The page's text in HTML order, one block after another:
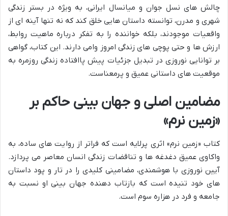
چالش های نسل جوان و میانسال ایرانی، به ویژه در بستر زندگی
شهری و مدرن، توانسته داستان هایی خلق کند که نه تنها آینه ای از
واقعیات موجودند، بلکه خواننده را به تفکر درباره ماهیت روابط،
ارزش ها و حتی پوچی های زندگی امروز وامی دارند. این کتاب، گواهی
بر توانایی نوروزی در تبدیل جزئیات پیش پاافتاده زندگی روزمره به
موقعیت های داستانی عمیق و پرمعناست.
مضامین اصلی و جهان بینی حاکم بر
«زمین نرم»
کتاب «زمین نرم» اثری پرلایه است که فراتر از روایت های ساده، به
واکاوی عمیق دغدغه ها و تناقضات زندگی انسان معاصر می پردازد.
آیین نوروزی با هوشمندی، مضامینی کلیدی را در تار و پود داستان
های خود تنیده است که بازتاب دهنده جهان بینی او نسبت به
جامعه و فرد در هزاره سوم است.